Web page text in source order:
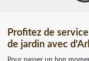
Profitez de
de jardin avec